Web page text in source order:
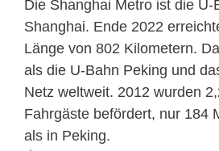
Die Shanghai Metro ist die U-
Shanghai. Ende 2022
Länge von 802 Kilometern.
als die U-Bahn Peking und
Netz weltweit. 2012 wurden
Fahrgäste befördert, nur 184
als in Peking.